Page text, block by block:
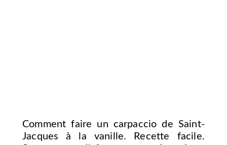
Comment faire un carpaccio de Saint-
Jacques à la vanille. Recette facile.